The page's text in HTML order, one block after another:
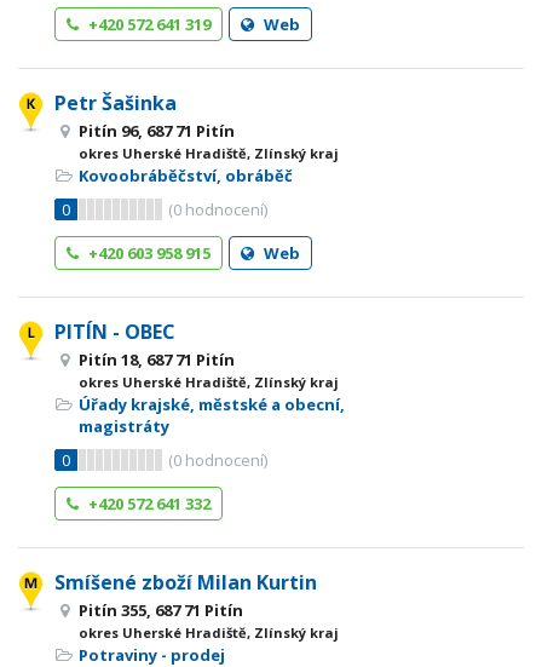
+420 572 641 319
Web
Petr Šašinka
Pitín 96, 687 71 Pitín
okres Uherské Hradiště, Zlínský kraj
Kovoobráběčství, obráběč
0
(0 hodnocení)
+420 603 958 915
Web
PITÍN - OBEC
Pitín 18, 687 71 Pitín
okres Uherské Hradiště, Zlínský kraj
Úřady krajské, městské a obecní,
magistráty
0
(0 hodnocení)
+420 572 641 332
Smíšené zboží Milan Kurtin
Pitín 355, 687 71 Pitín
okres Uherské Hradiště, Zlínský kraj
Potraviny - prodej